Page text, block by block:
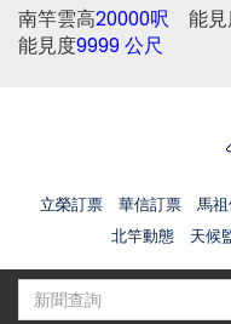
南竿雲高20000呎 能
能見度9999 公尺
立榮訂票 華信訂票 馬
北竿動態
天候